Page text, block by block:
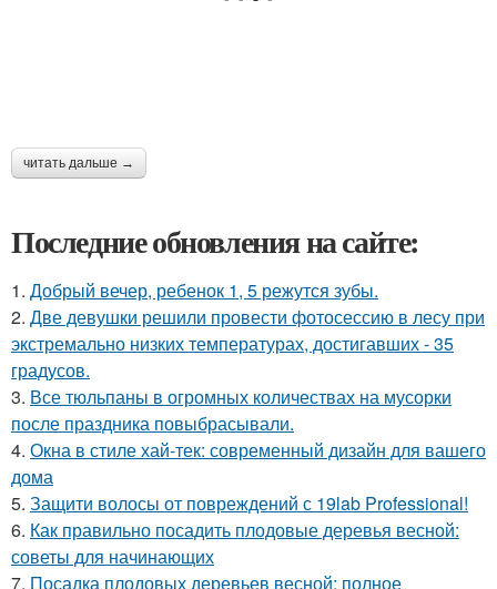
читать дальше →
Последние обновления на сайте:
1. Добрый вечер, ребенок 1, 5 режутся зубы.
2. Две девушки решили провести фотосессию в лесу при
экстремально низких температурах, достигавших - 35
градусов.
3. Все тюльпаны в огромных количествах на мусорки
после праздника повыбрасывали.
4. Окна в стиле хай-тек: современный дизайн для вашего
дома
5. Защити волосы от повреждений с 19lab Professional!
6. Как правильно посадить плодовые деревья весной:
советы для начинающих
7. Посадка плодовых деревьев весной: полное